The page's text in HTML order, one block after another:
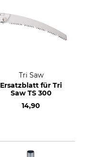
Tri Saw
Ersatzblatt für Tri
Saw TS 300
14,90